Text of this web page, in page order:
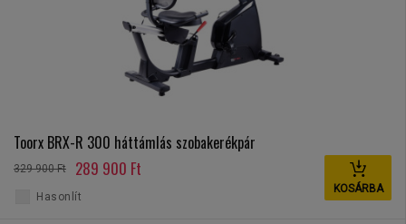
Toorx BRX-R 300 háttámlás szobakerékpár
329 900 Ft 289 900 Ft
KOSÁRBA
Hasonlít